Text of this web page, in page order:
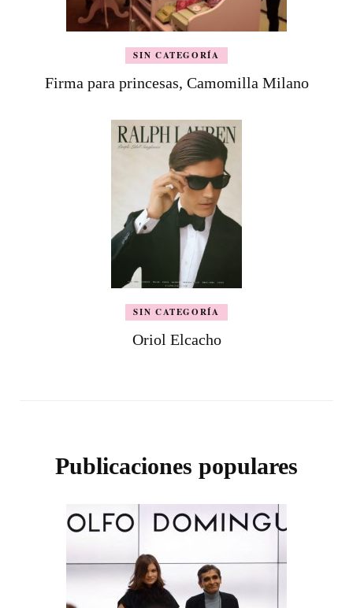
SIN CATEGORÍA
Firma para princesas, Camomilla Milano
SIN CATEGORÍA
Oriol Elcacho
Publicaciones populares